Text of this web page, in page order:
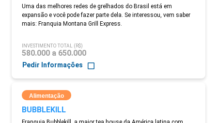
Uma das melhores redes de grelhados do Brasil está em
expansão e você pode fazer parte dela. Se interessou, vem saber
mais: Franquia Montana Grill Express.
INVESTIMENTO TOTAL (R$)
580.000 a 650.000
Pedir Informações
Alimentação
BUBBLEKILL